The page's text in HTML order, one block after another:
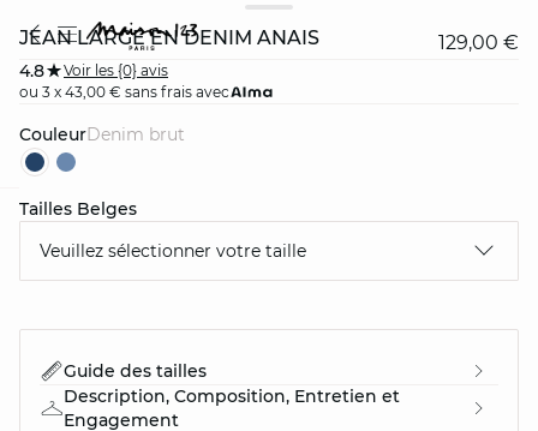
JEAN LARGE EN DENIM ANAIS 129,00 €
4.8
Voir les {0} avis
ou 3 x 43,00 € sans frais avec
Couleur denim brut
Tailles Belges
Veuillez sélectionner votre taille
Guide des tailles
Description, Composition, Entretien et
Engagement